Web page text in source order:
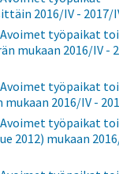
2016/IV - 2017/
työpaikat
mukaan 2016/IV -
työpaikat
2016/IV -
työpaikat
2012) mukaan